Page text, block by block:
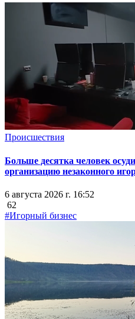
Происшествия
Больше десятка человек
организацию незаконного
6 августа 2026 г. 16:52
62
#Игорный бизнес